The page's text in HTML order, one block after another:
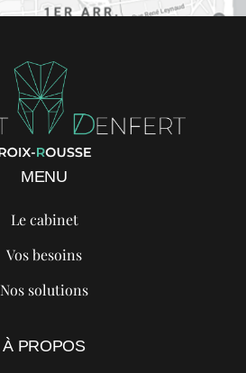
MENU
Le cabinet
Vos besoins
Nos solutions
À PROPOS